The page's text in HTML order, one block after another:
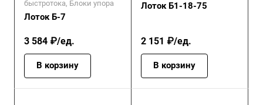
быстротока, Блоки упора
Лоток Б-7
3 584 ₽/ед.
В корзину
Лоток Б1-18-75
2 151 ₽/ед.
В корзину